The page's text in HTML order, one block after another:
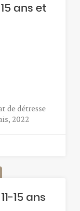
ans et
de détresse
2022
15 ans